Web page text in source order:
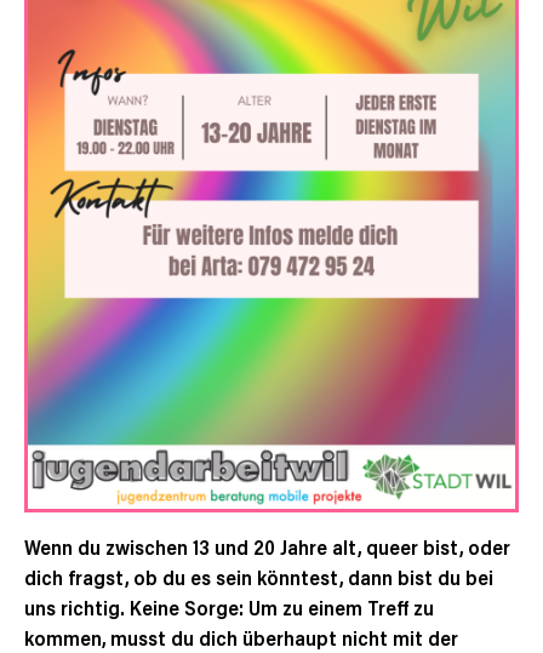
Wenn du zwischen 13 und 20 Jahre alt, queer bist, oder
dich fragst, ob du es sein könntest, dann bist du bei
uns richtig. Keine Sorge: Um zu einem Treff zu
kommen, musst du dich überhaupt nicht mit der